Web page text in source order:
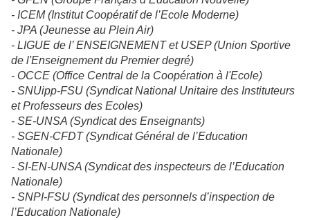
- ICEM (Institut Coopératif de l’Ecole Moderne)
- JPA (Jeunesse au Plein Air)
- LIGUE de l’ ENSEIGNEMENT et USEP (Union Sportive
de l'Enseignement du Premier degré)
- OCCE (Office Central de la Coopération à l'Ecole)
- SNUipp-FSU (Syndicat National Unitaire des Instituteurs
et Professeurs des Ecoles)
- SE-UNSA (Syndicat des Enseignants)
- SGEN-CFDT (Syndicat Général de l’Education
Nationale)
- SI-EN-UNSA (Syndicat des inspecteurs de l’Education
Nationale)
- SNPI-FSU (Syndicat des personnels d’inspection de
l’Education Nationale)